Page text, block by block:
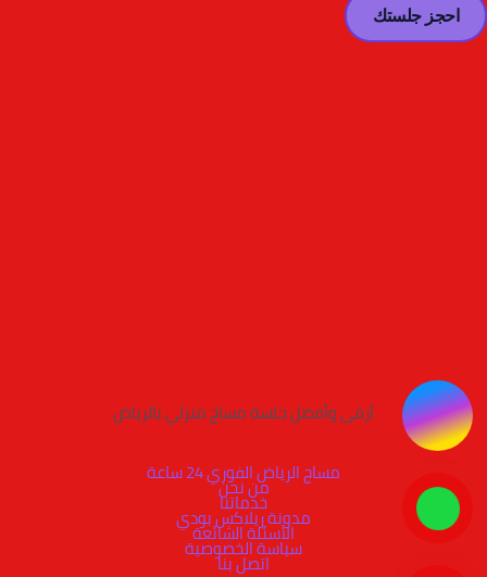
احجز جلستك
أرقى وأفضل جلسة مساج منزلي بالرياض
مساج الرياض الفوري 24 ساعة
من نحن
خدماتنا
مدونة ريلاكس بودي
الأسئلة الشائعة
سياسة الخصوصية
اتصل بنا